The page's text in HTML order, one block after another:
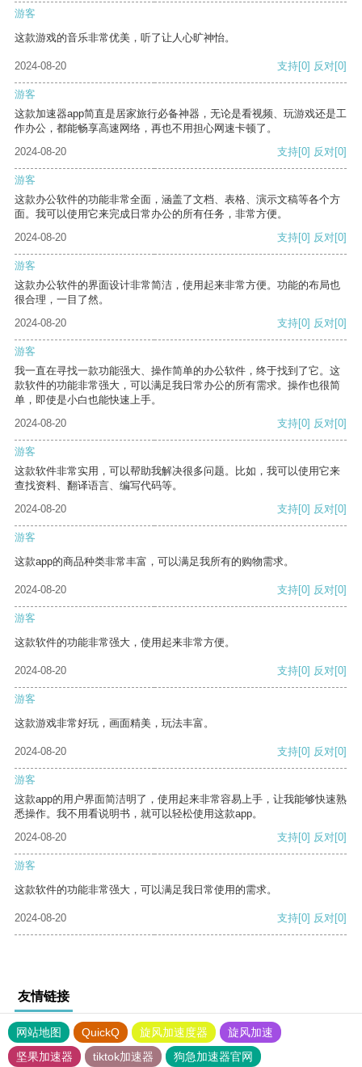
游客
这款游戏的音乐非常优美，听了让人心旷神怡。
2024-08-20 支持[0] 反对[0]
游客
这款加速器app简直是居家旅行必备神器，无论是看视频、玩游戏还是工
作办公，都能畅享高速网络，再也不用担心网速卡顿了。
2024-08-20
支持[0] 反对[0]
游客
这款办公软件的功能非常全面，涵盖了文档、表格、演示文稿等各个方
面。我可以使用它来完成日常办公的所有任务，非常方便。
2024-08-20
支持[0] 反对[0]
游客
这款办公软件的界面设计非常简洁，使用起来非常方便。功能的布局也
很合理，一目了然。
2024-08-20
支持[0] 反对[0]
游客
我一直在寻找一款功能强大、操作简单的办公软件，终于找到了它。这
款软件的功能非常强大，可以满足我日常办公的所有需求。操作也很简
单，即使是小白也能快速上手。
2024-08-20
支持[0] 反对[0]
游客
这款软件非常实用，可以帮助我解决很多问题。比如，我可以使用它来
查找资料、翻译语言、编写代码等。
2024-08-20
支持[0] 反对[0]
游客
这款app的商品种类非常丰富，可以满足我所有的购物需求。
2024-08-20 支持[0] 反对[0]
游客
这款软件的功能非常强大，使用起来非常方便。
2024-08-20 支持[0] 反对[0]
游客
这款游戏非常好玩，画面精美，玩法丰富。
2024-08-20 支持[0] 反对[0]
游客
这款app的用户界面简洁明了，使用起来非常容易上手，让我能够快速熟
悉操作。我不用看说明书，就可以轻松使用这款app。
2024-08-20
支持[0] 反对[0]
游客
这款软件的功能非常强大，可以满足我日常使用的需求。
2024-08-20 支持[0] 反对[0]
友情链接
网站地图 QuickQ 旋风加速度器
旋风加速
坚果加速器
tiktok加速器
狗急加速器官网